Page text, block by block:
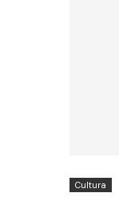
Cultura